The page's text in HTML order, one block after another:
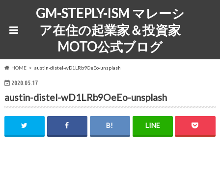
GM-STEPLY-ISM マレーシ
ア在住の起業家＆投資家
MOTO公式ブログ
HOME austin-distel-wD1LRb9OeEo-unsplash
2020.05.17
austin-distel-wD1LRb9OeEo-unsplash